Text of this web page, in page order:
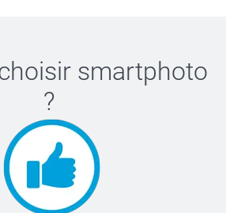
smartphoto
?